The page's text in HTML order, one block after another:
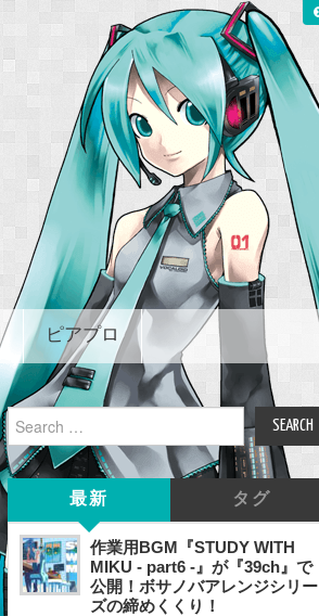
ピアプロ
Search
for:
最新 タグ
作業用BGM『STUDY WITH
MIKU - part6 -』が『39ch』で
公開！ボサノバアレンジシリー
ズの締めくくり！